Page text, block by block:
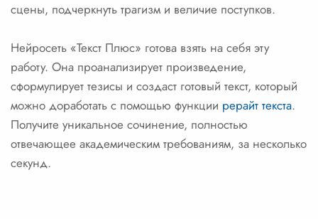
сцены, подчеркнуть трагизм и величие поступков.
Нейросеть «Текст Плюс» готова взять на себя эту
работу. Она проанализирует произведение,
сформулирует тезисы и создаст готовый текст, который
можно доработать с помощью функции рерайт текста.
Получите уникальное сочинение, полностью
отвечающее академическим требованиям, за несколько
секунд.